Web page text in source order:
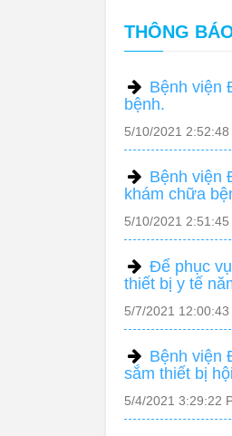
THÔNG
Bệnh viện
bệnh.
5/10/2021 2:52:48
Bệnh viện
khám chữa
5/10/2021 2:51:45
Để phục
thiết bị y tế
5/7/2021 12:00:43
Bệnh viện
sắm thiết bị
5/4/2021 3:29:22